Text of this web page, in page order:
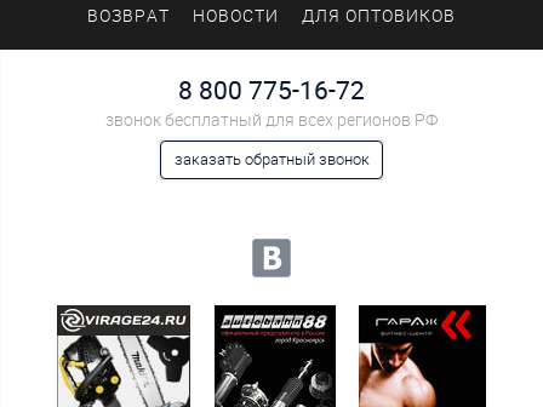
ВОЗВРАТ НОВОСТИ ДЛЯ ОПТОВИКОВ
8 800 775-16-72
звонок бесплатный для всех регионов РФ
заказать обратный звонок